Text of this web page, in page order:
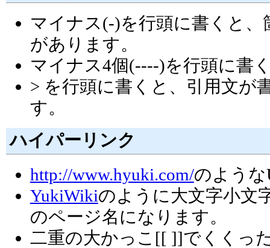
マイナス(-)を行頭に書くと
があります。
マイナス4個(----)を行頭に書
> を行頭に書くと、引用文が
す。
ハイパーリンク
http://www.hyuki.com/のよう
YukiWikiのように大文字小文
のページ名になります。
二重の大かっこ[[ ]]でくくっ